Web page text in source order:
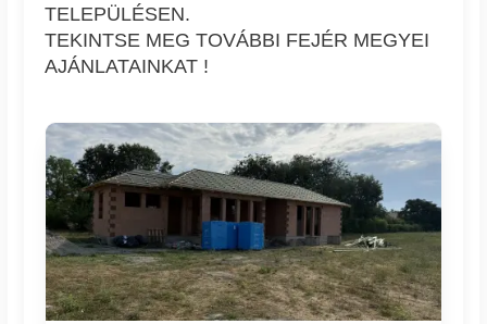
TELEPÜLÉSEN.
TEKINTSE MEG TOVÁBBI FEJÉR MEGYEI
AJÁNLATAINKAT !